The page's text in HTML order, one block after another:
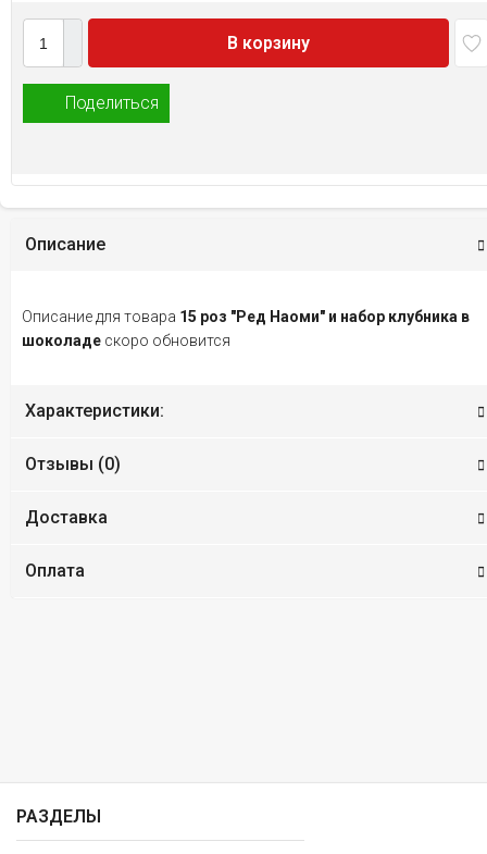
В корзину
Поделиться
Описание
Описание для товара 15 роз "Ред Наоми" и набор клубника в
шоколаде скоро обновится
Характеристики:
Отзывы (0)
Доставка
Оплата
РАЗДЕЛЫ